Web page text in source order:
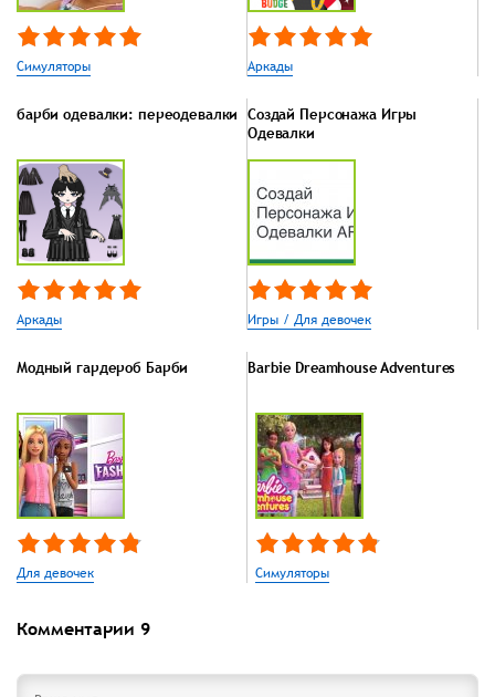
Симуляторы Аркады
барби одевалки: переодевалки
Аркады
Создай Персонажа Игры
Одевалки
Игры / Для девочек
Модный гардероб Барби
Для девочек
Barbie Dreamhouse Adventures
Симуляторы
Комментарии 9